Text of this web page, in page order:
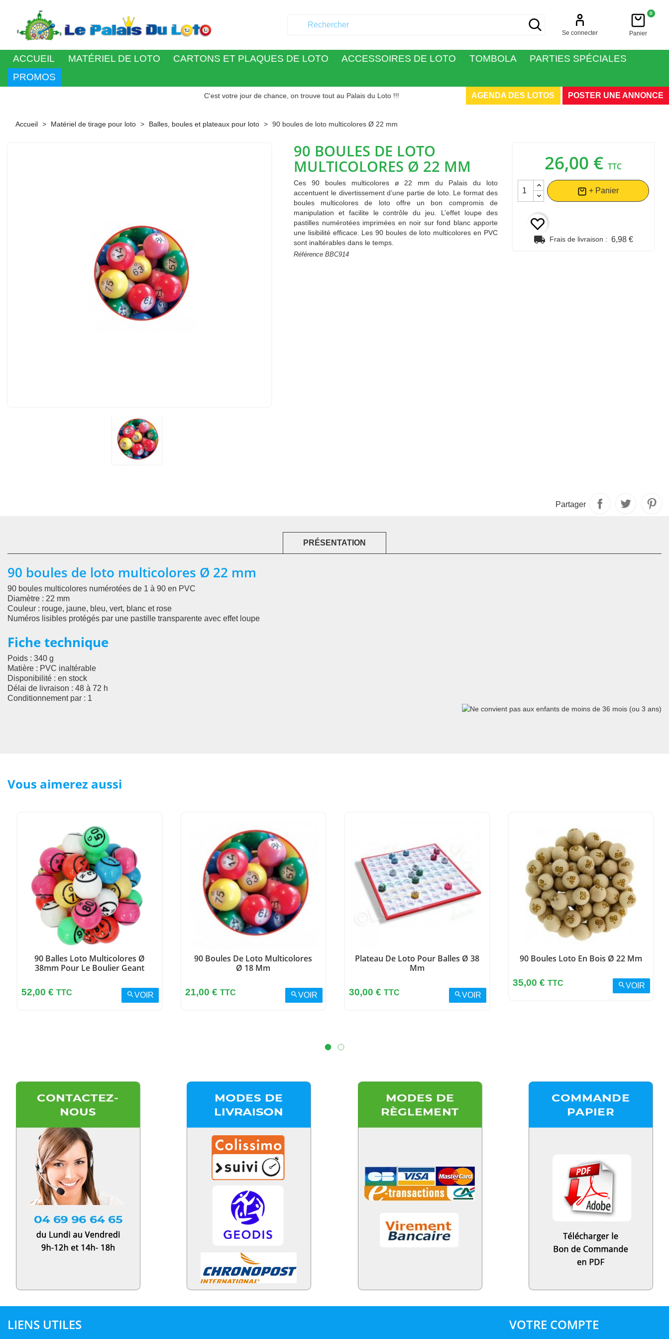
Se connecter Panier
0
ACCUEIL MATÉRIEL DE LOTO CARTONS ET PLAQUES DE LOTO ACCESSOIRES DE LOTO TOMBOLA
PARTIES SPÉCIALES
PROMOS
AGENDA DES LOTOS POSTER UNE ANNONCE
C'est votre jour de chance, on trouve tout au Palais du Loto !!!
Accueil Matériel de tirage pour loto Balles, boules et plateaux pour loto 90 boules de loto multicolores Ø 22 mm
90 BOULES DE LOTO
MULTICOLORES Ø 22 MM
Ces 90 boules multicolores ø 22 mm du Palais du loto
accentuent le divertissement d’une partie de loto. Le format des
boules multicolores de loto offre un bon compromis de
manipulation et facilite le contrôle du jeu. L’effet loupe des
pastilles numérotées imprimées en noir sur fond blanc apporte
une lisibilité efficace. Les 90 boules de loto multicolores en PVC
sont inaltérables dans le temps.
Référence BBC914
26,00 €TTC
+ Panier
local_shipping Frais de livraison : 6,98 €
Partager
PRÉSENTATION
90 boules de loto multicolores Ø 22 mm
90 boules multicolores numérotées de 1 à 90 en PVC
Diamètre : 22 mm
Couleur : rouge, jaune, bleu, vert, blanc et rose
Numéros lisibles protégés par une pastille transparente avec effet loupe
Fiche technique
Poids : 340 g
Matière : PVC inaltérable
Disponibilité : en stock
Délai de livraison : 48 à 72 h
Conditionnement par : 1
Vous aimerez aussi
90 Balles Loto Multicolores Ø
38mm Pour Le Boulier Geant
Prix
52,00 € TTC searchVOIR
90 Boules De Loto Multicolores
Ø 18 Mm
Prix
21,00 € TTC searchVOIR
Plateau De Loto Pour Balles Ø 38
Mm
Prix
30,00 € TTC searchVOIR
90 Boules Loto En Bois Ø 22 Mm
Prix
35,00 € TTC searchVOIR
LIENS UTILES VOTRE COMPTE